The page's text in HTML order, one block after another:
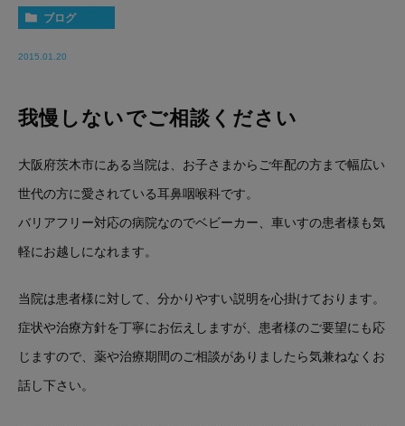
ブログ
2015.01.20
我慢しないでご相談ください
大阪府茨木市にある当院は、お子さまからご年配の方まで幅広い
世代の方に愛されている耳鼻咽喉科です。
バリアフリー対応の病院なのでベビーカー、車いすの患者様も気
軽にお越しになれます。
当院は患者様に対して、分かりやすい説明を心掛けております。
症状や治療方針を丁寧にお伝えしますが、患者様のご要望にも応
じますので、薬や治療期間のご相談がありましたら気兼ねなくお
話し下さい。